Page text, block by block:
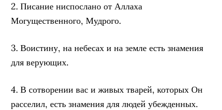
2. Писание ниспослано от Аллаха
Могущественного, Мудрого.
3. Воистину, на небесах и на земле есть знамения
для верующих.
4. В сотворении вас и живых тварей, которых Он
расселил, есть знамения для людей убежденных.